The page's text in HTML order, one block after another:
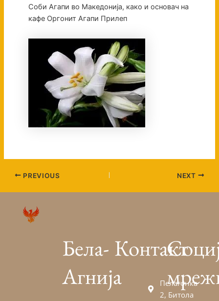
Соби Агапи во Македонија, како и основач на
кафе Оргонит Агапи Прилеп
PREVIOUS NEXT
Бела-
Агнија
Контакт
Пелагонка
2, Битола